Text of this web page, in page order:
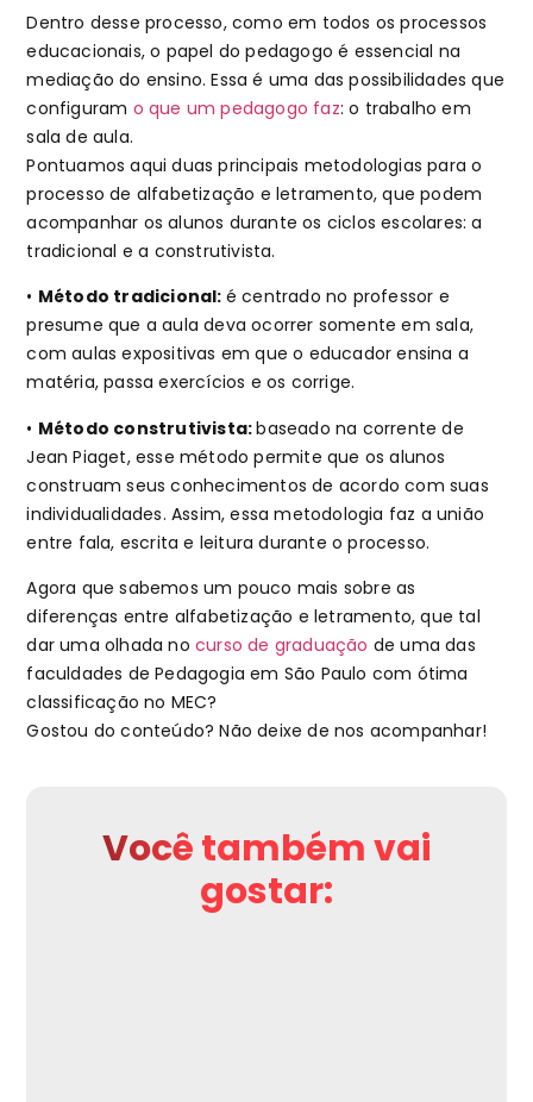
Dentro desse processo, como em todos os processos
educacionais, o papel do pedagogo é essencial na
mediação do ensino. Essa é uma das possibilidades que
configuram o que um pedagogo faz: o trabalho em
sala de aula.
Pontuamos aqui duas principais metodologias para o
processo de alfabetização e letramento, que podem
acompanhar os alunos durante os ciclos escolares: a
tradicional e a construtivista.
• Método tradicional: é centrado no professor e
presume que a aula deva ocorrer somente em sala,
com aulas expositivas em que o educador ensina a
matéria, passa exercícios e os corrige.
• Método construtivista:baseado na corrente de
Jean Piaget, esse método permite que os alunos
construam seus conhecimentos de acordo com suas
individualidades. Assim, essa metodologia faz a união
entre fala, escrita e leitura durante o processo.
Agora que sabemos um pouco mais sobre as
diferenças entre alfabetização e letramento, que tal
dar uma olhada nocurso de graduação de uma das
faculdades de Pedagogia em São Paulo com ótima
classificação no MEC?
Gostou do conteúdo? Não deixe de nos acompanhar!
Você também vai
gostar: